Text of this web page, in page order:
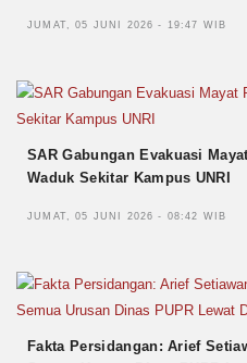
JUMAT, 05 JUNI 2026 - 19:47 WIB
SAR Gabungan Evakuasi
Waduk Sekitar Kampus UNRI
JUMAT, 05 JUNI 2026 - 08:42 WIB
Fakta Persidangan: Arief